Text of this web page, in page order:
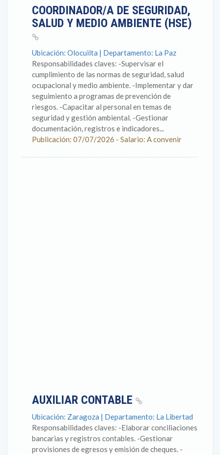
COORDINADOR/A DE SEGURIDAD,
SALUD Y MEDIO AMBIENTE (HSE)
Ubicación: Olocuilta | Departamento: La Paz
Responsabilidades claves: -Supervisar el
cumplimiento de las normas de seguridad, salud
ocupacional y medio ambiente. -Implementar y dar
seguimiento a programas de prevención de
riesgos. -Capacitar al personal en temas de
seguridad y gestión ambiental. -Gestionar
documentación, registros e indicadores...
Publicación: 07/07/2026 - Salario: A convenir
AUXILIAR CONTABLE
Ubicación: Zaragoza | Departamento: La Libertad
Responsabilidades claves: -Elaborar conciliaciones
bancarias y registros contables. -Gestionar
provisiones de egresos y emisión de cheques. -